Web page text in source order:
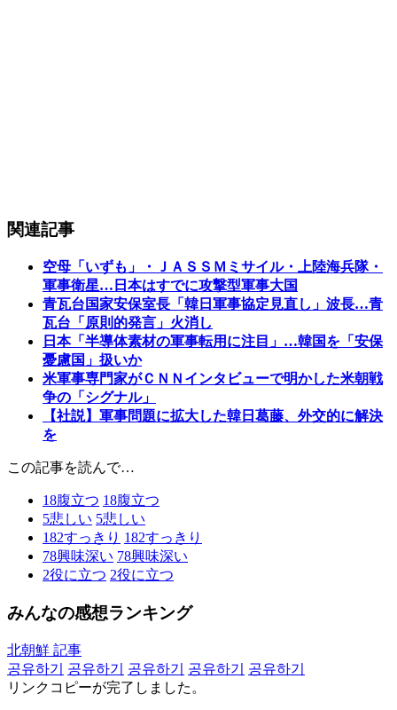
関連記事
空母「いずも」・ＪＡＳＳＭミサイル・上陸海兵隊・
軍事衛星…日本はすでに攻撃型軍事大国
青瓦台国家安保室長「韓日軍事協定見直し」波長…青
瓦台「原則的発言」火消し
日本「半導体素材の軍事転用に注目」…韓国を「安保
憂慮国」扱いか
米軍事専門家がＣＮＮインタビューで明かした米朝戦
争の「シグナル」
【社説】軍事問題に拡大した韓日葛藤、外交的に解決
を
この記事を読んで…
18腹立つ 18腹立つ
5悲しい 5悲しい
182すっきり 182すっきり
78興味深い 78興味深い
2役に立つ 2役に立つ
みんなの感想ランキング
北朝鮮 記事
공유하기
공유하기 공유하기 공유하기
공유하기
リンクコピーが完了しました。